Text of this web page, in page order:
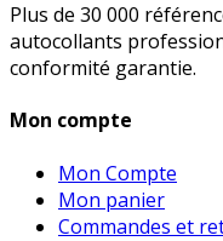
Plus de 30 000
autocollants
conformité garantie.
Mon compte
Mon Compte
Mon panier
Commandes et